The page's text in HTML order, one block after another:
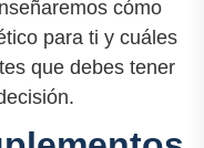
cómo
para ti y cuáles
que debes tener